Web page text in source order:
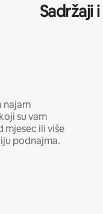
Sadržaji
najam
su vam
mjesec ili više
podnajma.